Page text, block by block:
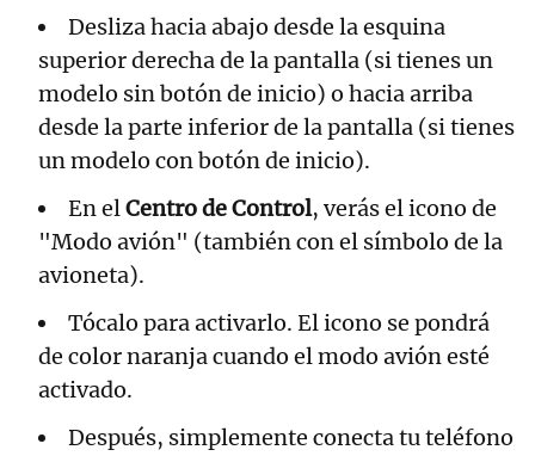
Desliza hacia abajo desde la esquina
superior derecha de la pantalla (si tienes un
modelo sin botón de inicio) o hacia arriba
desde la parte inferior de la pantalla (si tienes
un modelo con botón de inicio).
En elCentro de Control, verás el icono de
"Modo avión" (también con el símbolo de la
avioneta).
Tócalo para activarlo. El icono se pondrá
de color naranja cuando el modo avión esté
activado.
Después, simplemente conecta tu teléfono